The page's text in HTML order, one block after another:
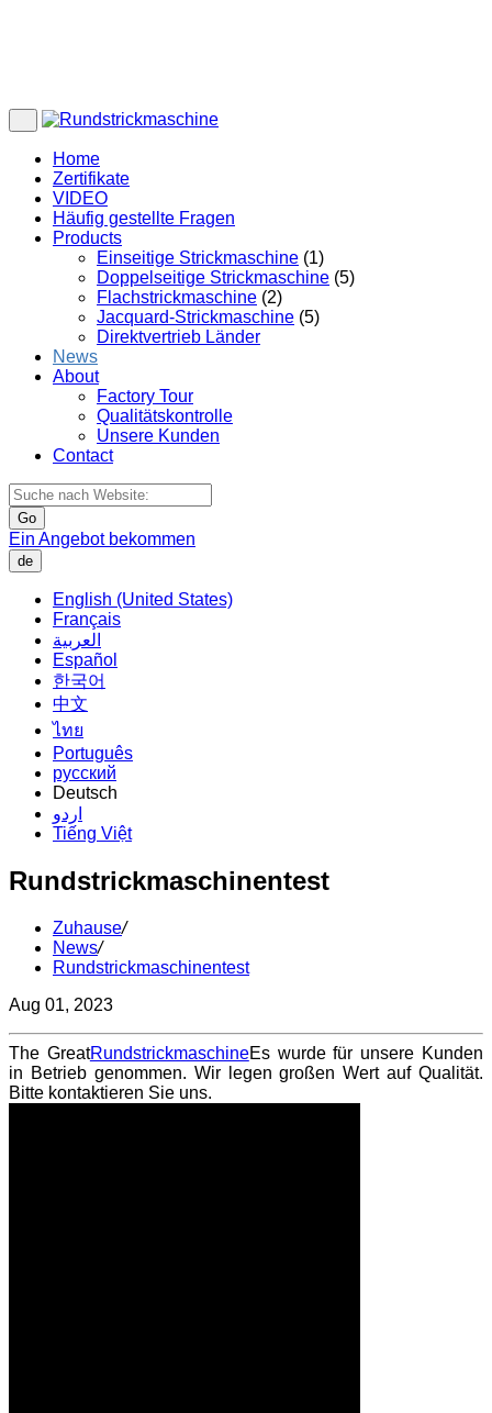
Home
Zertifikate
VIDEO
Häufig gestellte Fragen
Products
Einseitige Strickmaschine (1)
Doppelseitige Strickmaschine (5)
Flachstrickmaschine (2)
Jacquard-Strickmaschine (5)
Direktvertrieb Länder
News
About
Factory Tour
Qualitätskontrolle
Unsere Kunden
Contact
Go
Ein Angebot bekommen
de
English (United States)
Français
العربية
Español
한국어
中文
ไทย
Português
русский
Deutsch
اردو
Tiếng Việt
Rundstrickmaschinentest
Zuhause/
News/
Rundstrickmaschinentest
Aug 01, 2023
The GreatRundstrickmaschineEs wurde für unsere Kunden
in Betrieb genommen. Wir legen großen Wert auf Qualität.
Bitte kontaktieren Sie uns.